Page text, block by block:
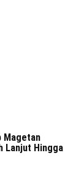
Magetan
Lanjut Hingga